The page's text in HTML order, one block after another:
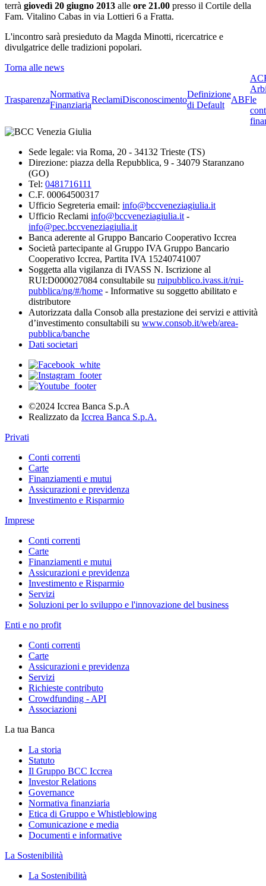
terrà giovedì 20 giugno 2013 alle ore 21.00 presso il Cortile della
Fam. Vitalino Cabas in via Lottieri 6 a Fratta.
L'incontro sarà presieduto da Magda Minotti, ricercatrice e
divulgatrice delle tradizioni popolari.
Torna alle news
Trasparenza
Normativa
Finanziaria
ReclamiDisconoscimento
Definizione
di Default
ABFle
Sede legale: via Roma, 20 - 34132 Trieste (TS)
Direzione: piazza della Repubblica, 9 - 34079 Staranzano
(GO)
Tel: 0481716111
C.F. 00064500317
Ufficio Segreteria email: info@bccveneziagiulia.it
Ufficio Reclami info@bccveneziagiulia.it -
info@pec.bccveneziagiulia.it
Banca aderente al Gruppo Bancario Cooperativo Iccrea
Società partecipante al Gruppo IVA Gruppo Bancario
Cooperativo Iccrea, Partita IVA 15240741007
Soggetta alla vigilanza di IVASS N. Iscrizione al
RUI:D000027084 consultabile su ruipubblico.ivass.it/rui-
pubblica/ng/#/home - Informative su soggetto abilitato e
distributore
Autorizzata dalla Consob alla prestazione dei servizi e attività
d’investimento consultabili su www.consob.it/web/area-
pubblica/banche
Dati societari
©2024 Iccrea Banca S.p.A
Realizzato da Iccrea Banca S.p.A.
Privati
Conti correnti
Carte
Finanziamenti e mutui
Assicurazioni e previdenza
Investimento e Risparmio
Imprese
Conti correnti
Carte
Finanziamenti e mutui
Assicurazioni e previdenza
Investimento e Risparmio
Servizi
Soluzioni per lo sviluppo e l'innovazione del business
Enti e no profit
Conti correnti
Carte
Assicurazioni e previdenza
Servizi
Richieste contributo
Crowdfunding - API
Associazioni
La tua Banca
La storia
Statuto
Il Gruppo BCC Iccrea
Investor Relations
Governance
Normativa finanziaria
Etica di Gruppo e Whistleblowing
Comunicazione e media
Documenti e informative
La Sostenibilità
La Sostenibilità